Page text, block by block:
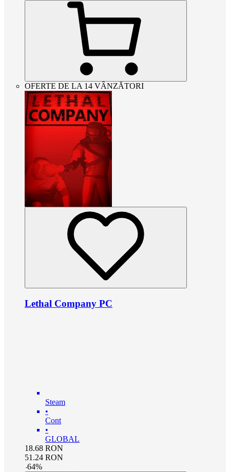
OFERTE DE LA 14 VÂNZĂTORI
Lethal Company PC
Steam
•
Cont
•
GLOBAL
18.68 RON
51.24 RON
-64%